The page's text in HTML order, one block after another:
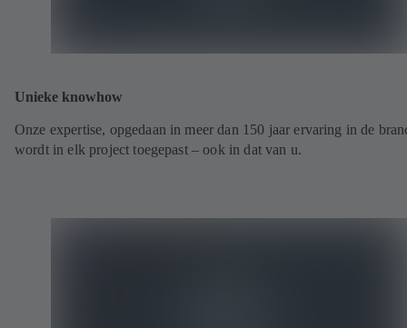
Unieke knowhow
Onze expertise, opgedaan in meer dan 150 jaar ervaring in de
wordt in elk project toegepast – ook in dat van u.